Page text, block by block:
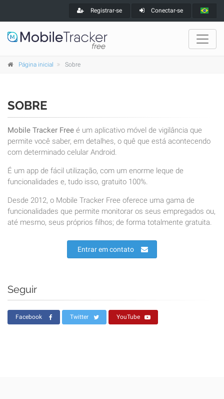
Registrar-se Conectar-se
Página inicial Sobre
SOBRE
Mobile Tracker Free é um aplicativo móvel de vigilância que
permite você saber, em detalhes, o quê que está acontecendo
com determinado celular Android.
É um app de fácil utilização, com um enorme leque de
funcionalidades e, tudo isso, gratuito 100%.
Desde 2012, o Mobile Tracker Free oferece uma gama de
funcionalidades que permite monitorar os seus empregados ou,
até mesmo, seus próprios filhos; de forma totalmente gratuita.
Entrar em contato
Seguir
Facebook Twitter YouTube